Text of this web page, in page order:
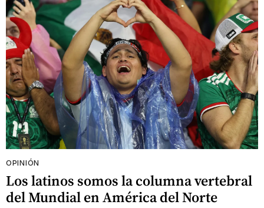
OPINIÓN
Los latinos somos la columna vertebral
del Mundial en América del Norte